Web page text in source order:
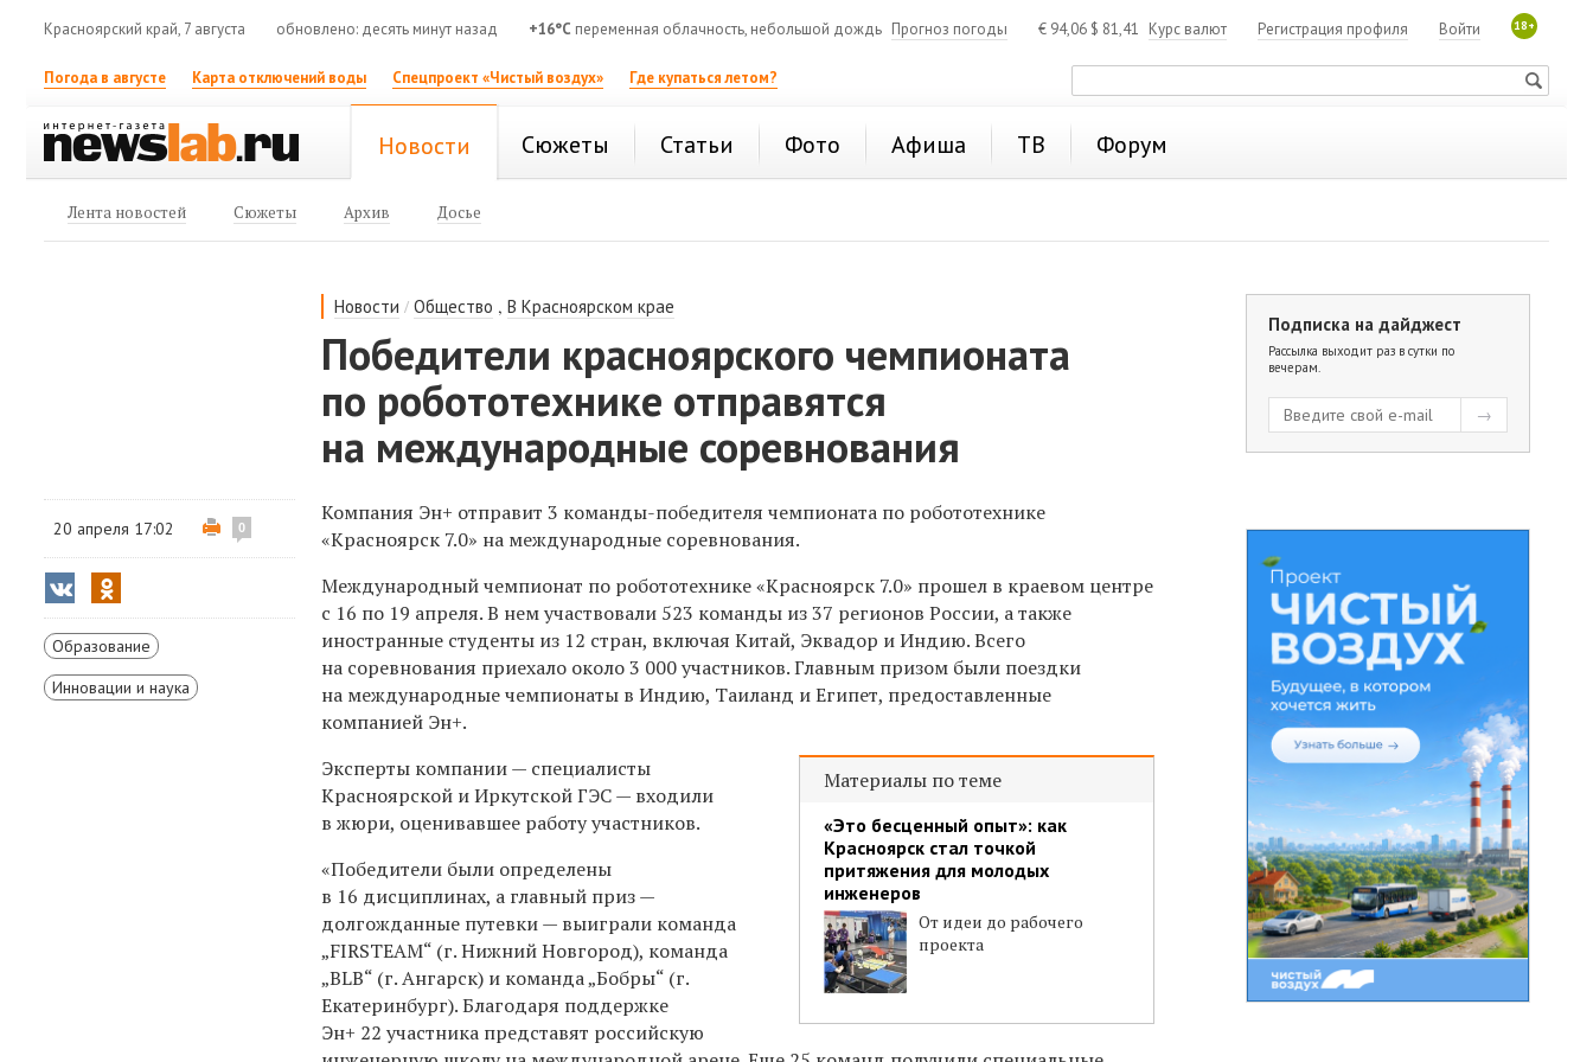
Красноярский край, 7 августа обновлено: десять минут назад +16°C переменная облачность, небольшой дождь Прогноз погоды € 94,06 $ 81,41 Курс валют 18+
Войти
Регистрация профиля
Погода в августе Карта отключений воды Спецпроект «Чистый воздух» Где купаться летом?
Новости Сюжеты Статьи Фото Афиша ТВ Форум
Лента новостей Сюжеты Архив Досье
Новости /Общество ,В Красноярском крае
Победители красноярского чемпионата
по робототехнике отправятся
на международные соревнования
20 апреля 17:02 0
Образование
Инновации и наука
Компания Эн+ отправит 3 команды-победителя чемпионата по робототехнике
«Красноярск 7.0» на международные соревнования.
Международный чемпионат по робототехнике «Красноярск 7.0» прошел в краевом центре
с 16 по 19 апреля. В нем участвовали 523 команды из 37 регионов России, а также
иностранные студенты из 12 стран, включая Китай, Эквадор и Индию. Всего
на соревнования приехало около 3 000 участников. Главным призом были поездки
на международные чемпионаты в Индию, Таиланд и Египет, предоставленные
компанией Эн+.
Материалы по теме
«Это бесценный опыт»: как
Красноярск стал точкой
притяжения для молодых
инженеров
От идеи до рабочего
проекта
Эксперты компании — специалисты
Красноярской и Иркутской ГЭС — входили
в жюри, оценивавшее работу участников.
«Победители были определены
в 16 дисциплинах, а главный приз —
долгожданные путевки — выиграли команда
„FIRSTEAM“ (г. Нижний Новгород), команда
„BLB“ (г. Ангарск) и команда „Бобры“ (г.
Екатеринбург). Благодаря поддержке
Эн+ 22 участника представят российскую
Подписка на дайджест
Рассылка выходит раз в сутки по
вечерам.